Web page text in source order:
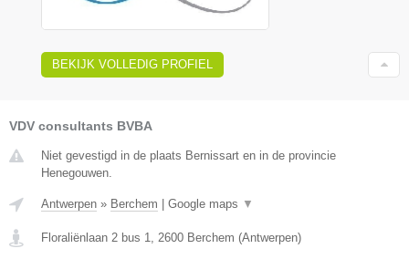
BEKIJK VOLLEDIG PROFIEL
VDV consultants BVBA
Niet gevestigd in de plaats Bernissart en in de provincie
Henegouwen.
Antwerpen » Berchem Google maps ▼
Floraliënlaan 2 bus 1 2600 Berchem (Antwerpen)